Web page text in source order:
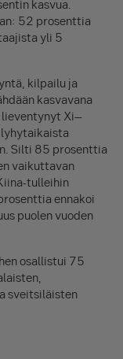
kasvua.
52 prosenttia
yli 5
kilpailu ja
kasvavana
lieventynyt Xi–
Silti 85 prosenttia
vaikuttavan
tulleihin
ennakoi
puolen vuoden
osallistui 75
sveitsiläisten